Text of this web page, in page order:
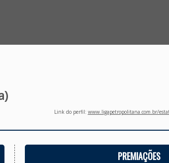
Link do perfil: www.ligapetropolitana.com.br/
PREMIAÇÕES